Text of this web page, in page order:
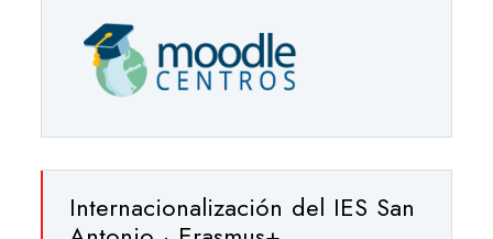
Internacionalización del IES San